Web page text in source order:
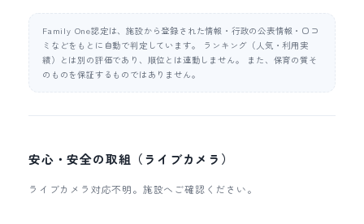
Family One認定は、施設から登録された情報・行政の公表情報・口コ
ミなどをもとに自動で判定しています。 ランキング（人気・利用実
績）とは別の評価であり、順位とは連動しません。 また、保育の質そ
のものを保証するものではありません。
安心・安全の取組（ライブカメラ）
ライブカメラ対応不明。施設へご確認ください。